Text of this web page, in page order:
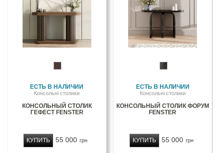
ЕСТЬ В НАЛИЧИИ
Консольні столики
КОНСОЛЬНЫЙ СТОЛИК
ГЕФЕСТ FENSTER
55 000 грн
КУПИТЬ
ЕСТЬ В НАЛИЧИИ
Консольні столики
КОНСОЛЬНЫЙ СТОЛИК ФОРУМ
FENSTER
55 000 грн
КУПИТЬ